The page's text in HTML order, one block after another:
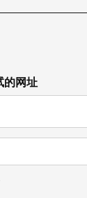
网址